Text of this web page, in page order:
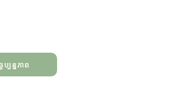
ចុប្បន្នភាព